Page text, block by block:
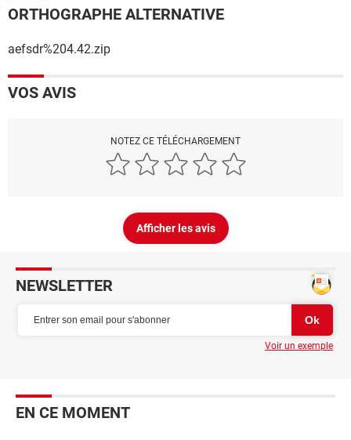
ORTHOGRAPHE ALTERNATIVE
aefsdr%204.42.zip
VOS AVIS
NOTEZ CE TÉLÉCHARGEMENT
Afficher les avis
NEWSLETTER
Voir un exemple
EN CE MOMENT